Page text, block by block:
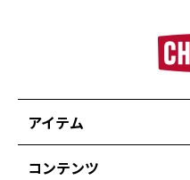
アイテム
コンテンツ